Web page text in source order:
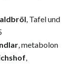
, Tafel und
, metabolon
,